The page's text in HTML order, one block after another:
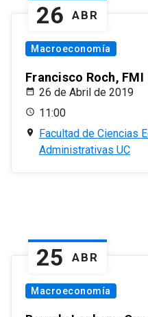
26 ABR
Macroeconomía
Francisco Roch, FMI
26 de Abril de 2019
11:00
Facultad de Ciencias
Administrativas UC
25 ABR
Macroeconomía